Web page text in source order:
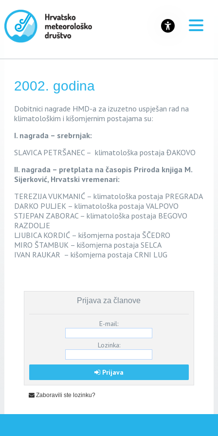
2002. godina
Dobitnici nagrade HMD-a za izuzetno uspješan rad na
klimatološkim i kišomjernim postajama su:
I. nagrada – srebrnjak:
SLAVICA PETRŠANEC – klimatološka postaja ĐAKOVO
II. nagrada – pretplata na časopis Priroda knjiga M.
Sijerković, Hrvatski vremenari:
TEREZIJA VUKMANIĆ – klimatološka postaja PREGRADA
DARKO PULJEK – klimatološka postaja VALPOVO
STJEPAN ZABORAC – klimatološka postaja BEGOVO
RAZDOLJE
LJUBICA KORDIĆ – kišomjerna postaja ŠČEDRO
MIRO ŠTAMBUK – kišomjerna postaja SELCA
IVAN RAUKAR – kišomjerna postaja CRNI LUG
Prijava za članove
E-mail:
Lozinka:
Prijava
Zaboravili ste lozinku?